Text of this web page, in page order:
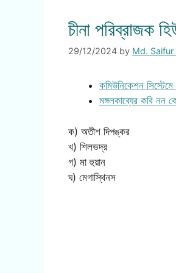
চীনা পরিব্রাজক
29/12/2024 by Md. Saifur
কমিউনিকেশন
মঙ্গলকাব্যের কবি নন
ক) অতীশ দিপঙ্কর
খ) শিলভদ্র
গ) মা হুয়ান
ঘ) মেগাস্থিনস